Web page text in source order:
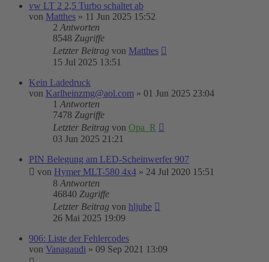
vw LT 2 2,5 Turbo schaltet ab
von Matthes » 11 Jun 2025 15:52
2 Antworten
8548 Zugriffe
Letzter Beitrag von Matthes
15 Jul 2025 13:51
Kein Ladedruck
von Karlheinzmg@aol.com » 01 Jun 2025 23:04
1 Antworten
7478 Zugriffe
Letzter Beitrag von Opa_R
03 Jun 2025 21:21
PIN Belegung am LED-Scheinwerfer 907
von Hymer MLT-580 4x4 » 24 Jul 2020 15:51
8 Antworten
46840 Zugriffe
Letzter Beitrag von hljube
26 Mai 2025 19:09
906: Liste der Fehlercodes
von Vanagaudi » 09 Sep 2021 13:09